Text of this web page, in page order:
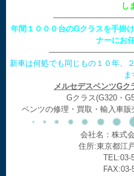
し
年間１０００台のGクラスを手掛
ナーにお
新車は何処でも同じもの１０年、
ま
メルセデスベンツG
Gクラス(G320・
ベンツの修理・買取・輸入車
会社名：株式
住所:東京都江
TEL:03-
FAX:03-